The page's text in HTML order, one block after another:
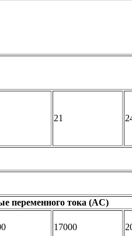
21
переменного тока (AC)
17000